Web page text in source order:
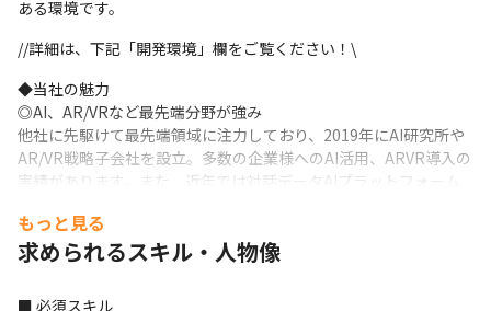
ある環境です。
//詳細は、下記「開発環境」欄をご覧ください！\
◆当社の魅力
◎AI、AR/VRなど最先端分野が強み
他社に先駆けて最先端領域に注力しており、2019年にAI研究所や
AR/VR戦略子会社を設立。多数の企業様へのAI活用、ARVR導入の
実績があります。また、近年では対話データAIプラットフォーム
【社内の取り組み】全社員に有料AIツールの付与／XRアイデアソ
ン／先端領域チャレンジ制度…全社員が最先端に携わる機会があ
もっと見る
求められるスキル・人物像
■ 必須スキル